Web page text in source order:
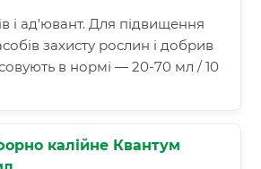
і ад'ювант. Для підвищення
захисту рослин і добрив
в нормі — 20-70 мл / 10
калійне Квантум